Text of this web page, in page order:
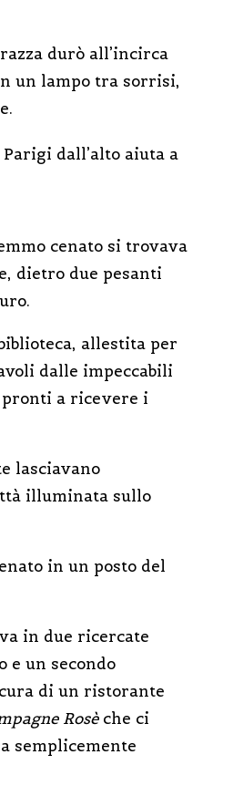
durò all’incirca
un lampo tra sorrisi,
dall’alto aiuta a
cenato si trovava
dietro due pesanti
allestita per
dalle impeccabili
a ricevere i
lasciavano
illuminata sullo
in un posto del
in due ricercate
e un secondo
di un ristorante
Rosèche ci
semplicemente